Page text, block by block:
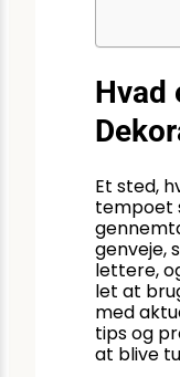
Hvad
Et sted,
tempoet
genveje,
lettere,
let at
med
tips og
at blive